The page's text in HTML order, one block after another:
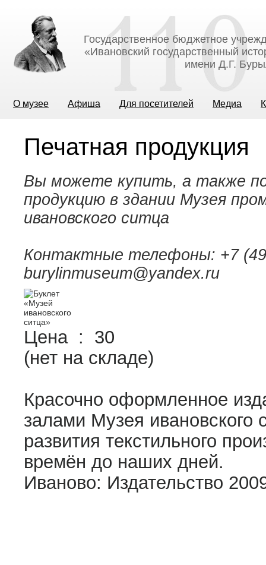
Государственное бюджетное
«Ивановский государственный
имени Д.Г.
О музее Афиша Для посетителей Медиа
Печатная продукция
Вы можете купить, а также
продукцию в здании Музея
ивановского ситца
Контактные телефоны: +7
burylinmuseum@yandex.ru
Цена : 30
(нет на складе)
Красочно оформленное
залами Музея
развития текстильного
времён до наших дней.
Иваново: Издательство